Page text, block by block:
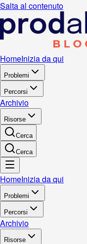
Salta al contenuto
HomeInizia da qui
Problemi
Percorsi
Archivio
Risorse
Cerca
Cerca
HomeInizia da qui
Problemi
Percorsi
Archivio
Risorse